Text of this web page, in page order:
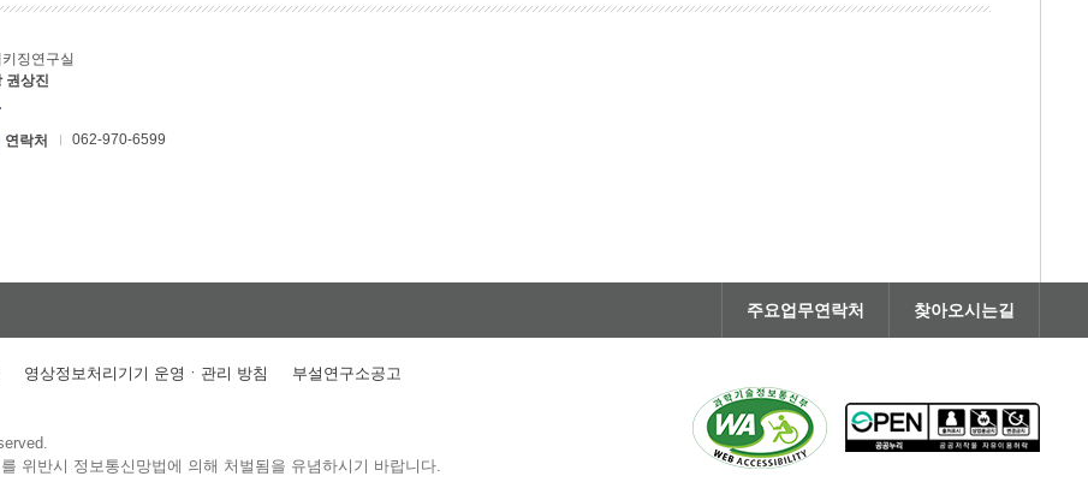
징연구실
권상진
연락처 062-970-6599
주요업무연락처 찾아오시는길
영상정보처리기기 운영ㆍ관리 방침 부설연구소공고
위반시 정보통신망법에 의해 처벌됨을 유념하시기 바랍니다.